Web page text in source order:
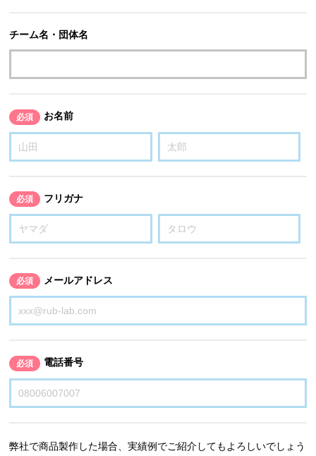
チーム名・団体名
必須 お名前
必須 フリガナ
必須 メールアドレス
必須 電話番号
弊社で商品製作した場合、実績例でご紹介してもよろしいでしょう